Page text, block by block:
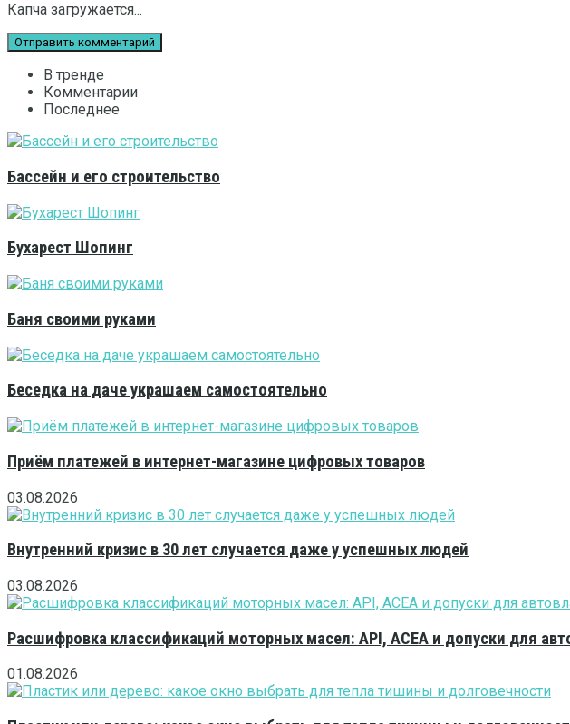
Капча загружается...
В тренде
Комментарии
Последнее
Бассейн и его строительство
Бухарест Шопинг
Баня своими руками
Беседка на даче украшаем самостоятельно
Приём платежей в интернет-магазине цифровых товаров
03.08.2026
Внутренний кризис в 30 лет случается даже у успешных людей
03.08.2026
Расшифровка классификаций моторных масел: API, ACEA и допуски для
01.08.2026